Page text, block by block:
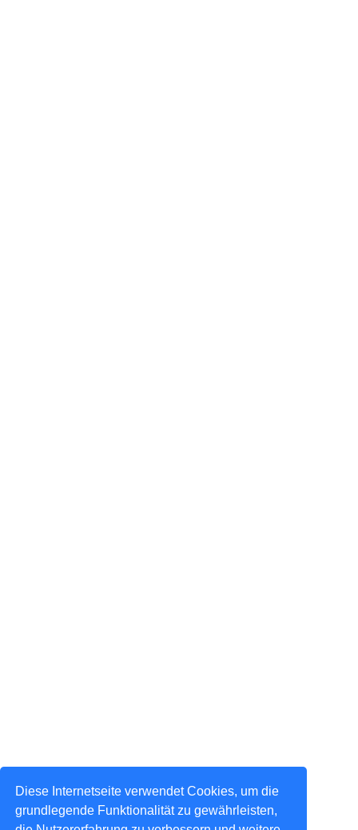
Diese Internetseite verwendet Cookies, um die
grundlegende Funktionalität zu gewährleisten,